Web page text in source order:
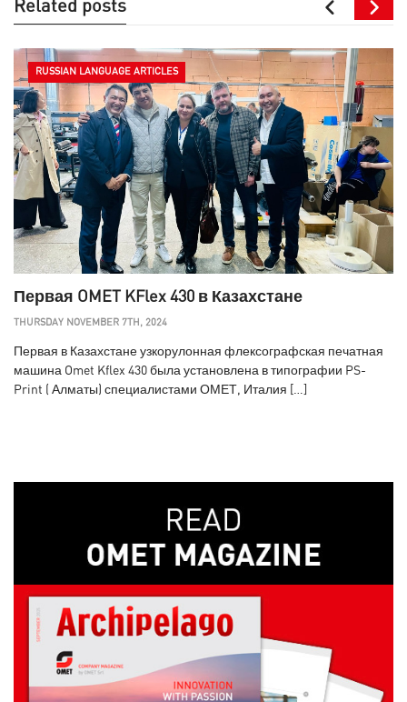
Related posts
RUSSIAN LANGUAGE ARTICLES
Первая OMET KFlex 430 в Казахстане
THURSDAY NOVEMBER 7TH, 2024
Первая в Казахстане узкорулонная флексографская печатная
машина Omet Kflex 430 была установлена в типографии PS-
Print ( Алматы) специалистами ОМЕТ, Италия […]